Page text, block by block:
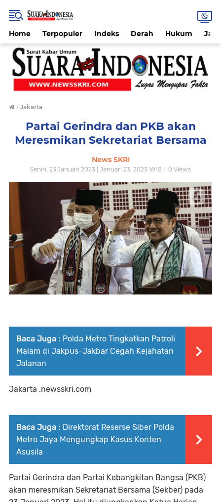
Home Terpopuler Indeks Derah Hukum
› Jakarta
Partai Gerindra dan PKB akan
Meresmikan Sekretariat Bersama
News SKRI
Senin, 23 Januari 2023 | Januari 23, 2023 WIB | 0 Views
Baca Juga : Polda Metro Tingkatkan Patroli
Malam di Jakpus-Jakbar Cegah Kejahatan
Jalanan
Jakarta ,newsskri.com
Baca Juga : Direktorat Reserse Siber Polda
Metro Jaya Mengungkap Kasus Konten
Asusila
Partai Gerindra dan Partai Kebangkitan Bangsa (PKB)
akan meresmikan Sekretariat Bersama (Sekber) pada